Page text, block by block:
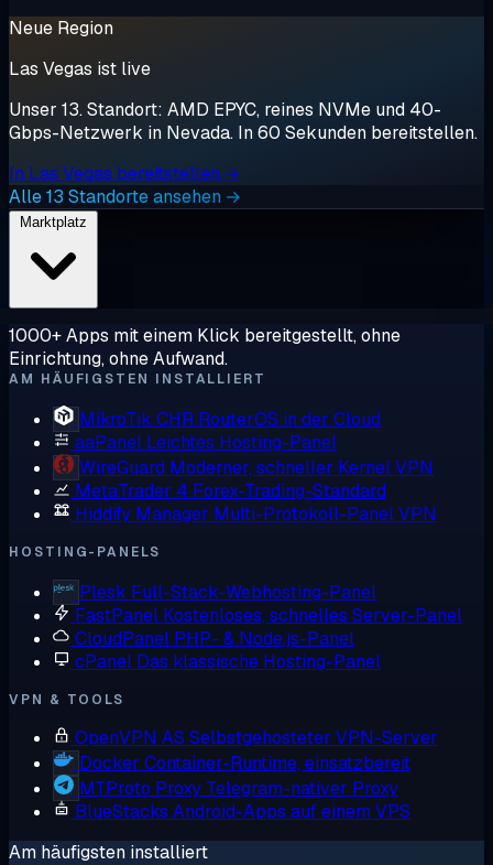
Neue Region
Las Vegas ist live
Unser 13. Standort: AMD EPYC, reines NVMe und 40-
Gbps-Netzwerk in Nevada. In 60 Sekunden bereitstellen.
In Las Vegas bereitstellen →
Alle 13 Standorte ansehen →
1000+ Apps mit einem Klick bereitgestellt, ohne
Einrichtung, ohne Aufwand.
AM HÄUFIGSTEN INSTALLIERT
MikroTik CHR RouterOS in der Cloud
aaPanel Leichtes Hosting-Panel
WireGuard Moderner, schneller Kernel VPN
MetaTrader 4 Forex-Trading-Standard
Hiddify Manager Multi-Protokoll-Panel VPN
HOSTING-PANELS
Plesk Full-Stack-Webhosting-Panel
FastPanel Kostenloses, schnelles Server-Panel
CloudPanel PHP- & Node.js-Panel
cPanel Das klassische Hosting-Panel
VPN & TOOLS
OpenVPN AS Selbstgehosteter VPN-Server
Docker Container-Runtime, einsatzbereit
MTProto Proxy Telegram-nativer Proxy
BlueStacks Android-Apps auf einem VPS
Am häufigsten installiert